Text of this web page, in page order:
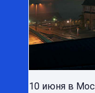
10 июня в